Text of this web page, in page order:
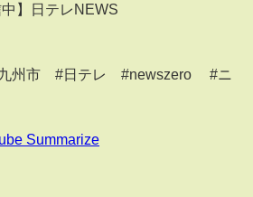
】日テレNEWS
州市 #日テレ #newszero #ニ
Summarize